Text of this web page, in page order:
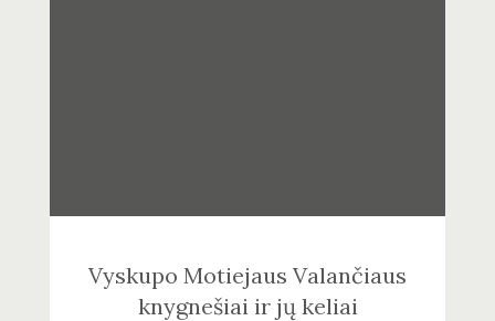
Vyskupo Motiejaus Valančiaus
knygnešiai ir jų keliai